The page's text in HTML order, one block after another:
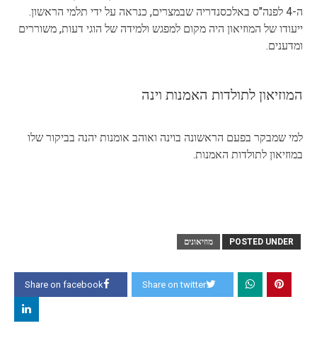
ה-4 לפנה"ס באלכסנדריה שבמצרים, כנראה על ידי תלמי הראשון.
ייעודו של המוזיאון היה מקום למפגש ולמידה של הוגי דעות, משוררים
ומדענים.
המוזיאון לתולדות האמנות וינה
למי שמבקר בפעם הראשונה בוינה ואוהב אומנות יהנה בביקור שלו
במוזיאון לתולדות האמנות.
POSTED UNDER מוזיאונים
Share on facebook Share on twitter